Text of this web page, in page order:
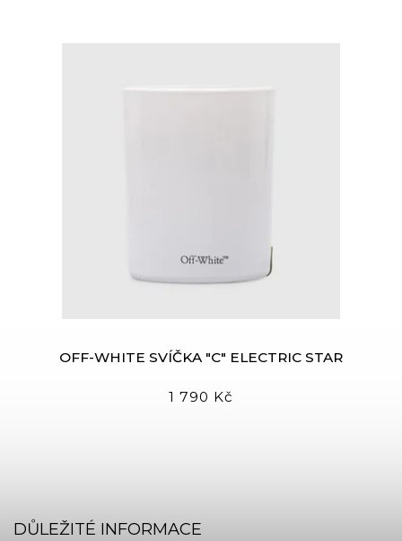
OFF-WHITE SVÍČKA "C" ELECTRIC STAR
1 790 Kč
DŮLEŽITÉ INFORMACE